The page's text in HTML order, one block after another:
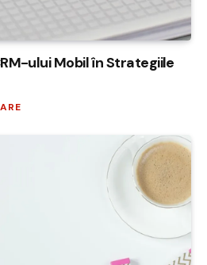
ului Mobil în Strategiile